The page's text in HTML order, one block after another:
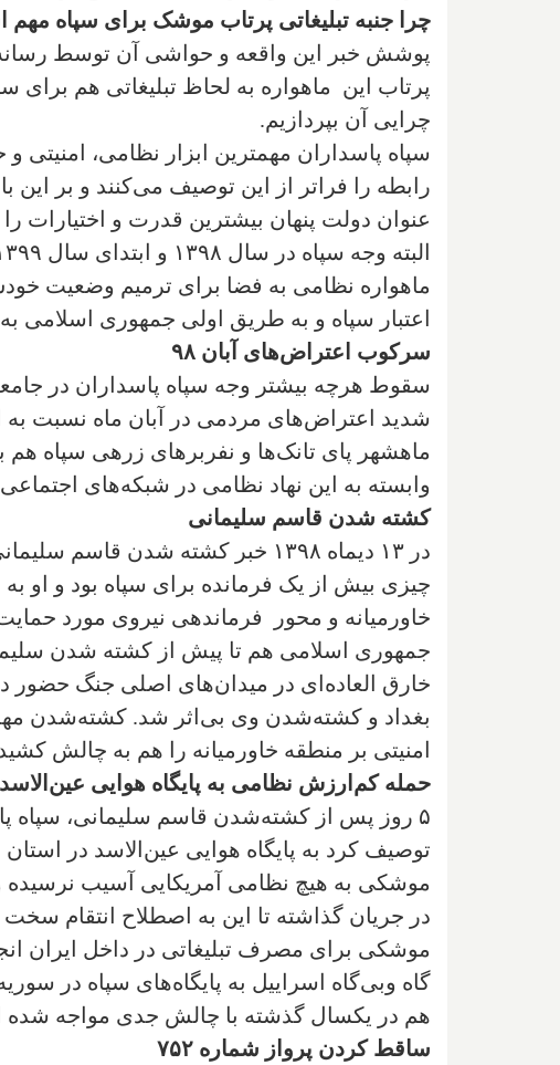
چرا جنبه تبلیغاتی پرتاب موشک برای سپاه
پوشش خبر این واقعه و حواشی آن توسط
پرتاب این ماهواره به لحاظ تبلیغاتی هم
چرایی آن بپردازیم.
سپاه پاسداران مهمترین ابزار نظامی،
رابطه را فراتر از این توصیف می‌کنند و بر
عنوان دولت پنهان بیشترین قدرت و اختیارات را
ماهواره نظامی به فضا برای ترمیم وضعیت
اعتبار سپاه و به طریق اولی جمهوری
سرکوب اعتراض‌های آبان ۹۸
شدید اعتراض‌های مردمی در آبان ماه نسبت
ماهشهر پای تانک‌ها و نفربرهای زرهی سپاه
وابسته به این نهاد نظامی در شبکه‌های
کشته شدن قاسم سلیمانی
در ۱۳ دیماه ۱۳۹۸ خبر کشته
چیزی بیش از یک فرمانده برای سپاه بود و او
خاورمیانه و محور فرماندهی نیروی مورد
جمهوری اسلامی هم تا پیش از کشته شدن
خارق العاده‌ای در میدان‌های اصلی جنگ حضور
بغداد و کشته‌شدن وی بی‌اثر شد. کشته‌شدن
امنیتی بر منطقه خاورمیانه را هم به چالش
حمله کم‌ارزش نظامی به پایگاه هوایی عین‌الاسد
۵ روز پس از کشته‌شدن قاسم سلیمانی، سپاه
توصیف کرد به پایگاه هوایی عین‌الاسد در
موشکی به هیچ نظامی آمریکایی آسیب
در جریان گذاشته تا این به اصطلاح انتقام
موشکی برای مصرف تبلیغاتی در داخل ایران
گاه وبی‌گاه اسراییل به پایگاه‌های سپاه در
هم در یکسال گذشته با چالش جدی مواجه
ساقط کردن پرواز شماره ۷۵۲